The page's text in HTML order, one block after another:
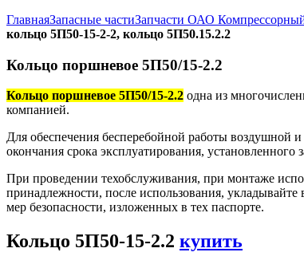
ГлавнаяЗапасные частиЗапчасти ОАО
кольцо 5П50-15-2-2, кольцо 5П50.15.2.2
Кольцо поршневое 5П50/15-2.2
Кольцо поршневое 5П50/15-2.2 одна из
компанией.
Для обеспечения бесперебойной работы воздушной
окончания срока эксплуатирования, установленного
При проведении техобслуживания, при монтаже
принадлежности, после использования,
мер безопасности, изложенных в тех паспорте.
Кольцо 5П50-15-2.2 купить